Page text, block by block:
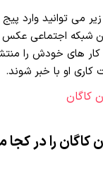
می توانید وارد
شبکه اجتماعی
کار های خودش را
او با خبر شوند.
کاگان
را در کجا